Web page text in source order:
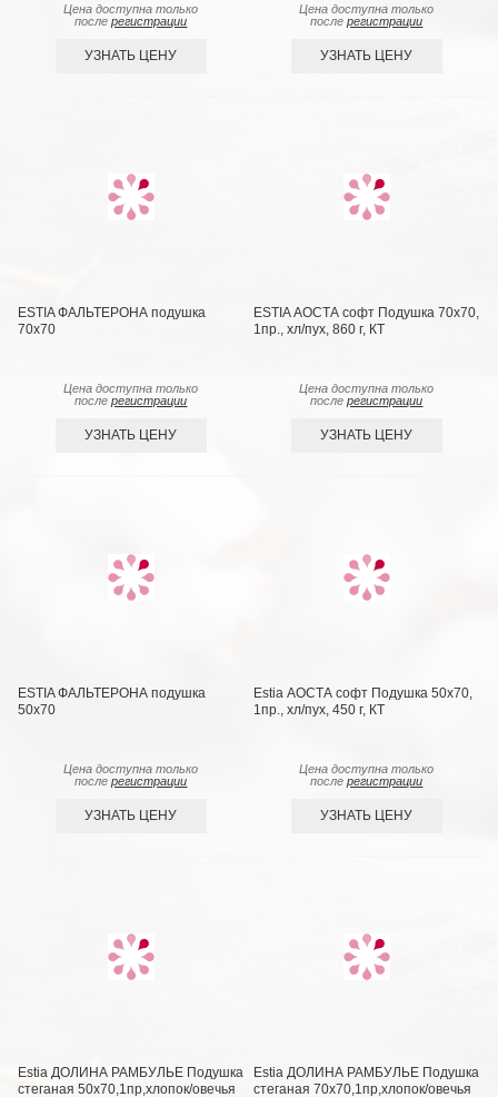
Цена доступна только
послерегистрации
УЗНАТЬ ЦЕНУ
Цена доступна только
послерегистрации
УЗНАТЬ ЦЕНУ
ESTIA ФАЛЬТЕРОНА подушка
70х70
Цена доступна только
послерегистрации
УЗНАТЬ ЦЕНУ
ESTIA АОСТА софт Подушка 70х70,
1пр., хл/пух, 860 г, КТ
Цена доступна только
послерегистрации
УЗНАТЬ ЦЕНУ
ESTIA ФАЛЬТЕРОНА подушка
50х70
Цена доступна только
послерегистрации
УЗНАТЬ ЦЕНУ
Estia АОСТА софт Подушка 50х70,
1пр., хл/пух, 450 г, КТ
Цена доступна только
послерегистрации
УЗНАТЬ ЦЕНУ
Estia ДОЛИНА РАМБУЛЬЕ Подушка
стеганая 50х70,1пр,хлопок/овечья
Estia ДОЛИНА РАМБУЛЬЕ Подушка
стеганая 70х70,1пр,хлопок/овечья